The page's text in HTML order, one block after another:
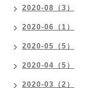
2020-08（3）
2020-06（1）
2020-05（5）
2020-04（5）
2020-03（2）